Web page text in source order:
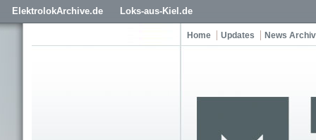
ElektrolokArchive.de Loks-aus-Kiel.de
Home Updates News Archiv